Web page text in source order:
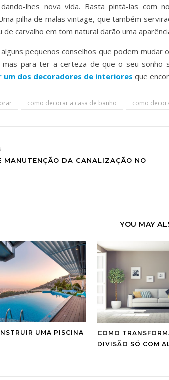
lhes nova vida. Basta pintá-las com
pilha de malas vintage, que também
de carvalho em tom natural darão uma
pequenos conselhos que podem mudar
mas para ter a certeza de que o seu sonho
dos decoradores de interiores que
como decorar a casa de banho como
MANUTENÇÃO DA CANALIZAÇÃO NO
YOU MAY
UMA PISCINA
COMO
DIVISÃO SÓ COM